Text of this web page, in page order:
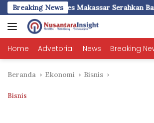
Langsung
ke
konten
Breaking News
Serahkan Bantuan Sembako di
Home Advetorial News Breaking
Beranda Ekonomi Bisnis
Bisnis